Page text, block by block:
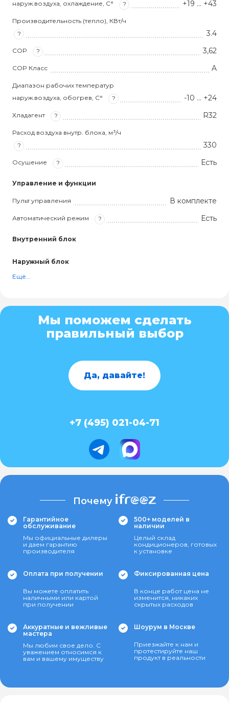
наруж.воздуха, охлаждение, С° ? +19 ... +43
Производительность (тепло), КВт/ч
?
3.4
COP ? 3,62
COP Класс A
Диапазон рабочих температур
наруж.воздуха, обогрев, С°
? -10 ... +24
Хладагент ? R32
Расход воздуха внутр. блока, м³/ч
?
330
Осушение ? Есть
Управление и функции
Пульт управления В комплекте
Автоматический режим ? Есть
Внутренний блок
Наружный блок
Ещё...
Мы поможем сделать
правильный выбор
Да, давайте!
+7 (495) 021-04-71
Почему
Гарантийное
обслуживание
Мы официальные дилеры
и даем гарантию
производителя
500+ моделей в
наличии
Целый склад
кондиционеров, готовых
к установке
Оплата при получении
Вы можете оплатить
наличными или картой
при получении
Фиксированная цена
В конце работ цена не
изменится, никаких
скрытых расходов
Аккуратные и вежливые
мастера
Мы любим свое дело. С
уважением относимся к
вам и вашему имуществу
Шоурум в Москве
Приезжайте к нам и
протестируйте наш
продукт в реальности